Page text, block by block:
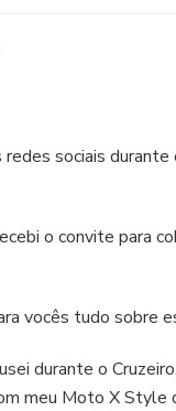
redes sociais
o convite para
vocês tudo sobre
durante o
meu Moto X Style